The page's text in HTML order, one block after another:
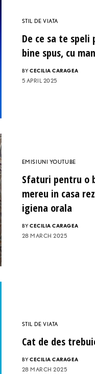
STIL DE VIATA
De ce sa te
bine spus, cu
BY CECILIA CARAGEA
5 APRIL 2025
EMISIUNI YOUTUBE
Sfaturi pentru o
mereu in casa
igiena orala
BY CECILIA CARAGEA
28 MARCH 2025
STIL DE VIATA
Cat de des
BY CECILIA CARAGEA
28 MARCH 2025